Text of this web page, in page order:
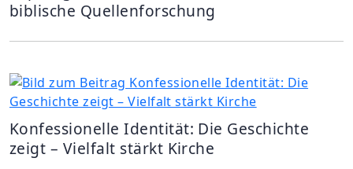
biblische Quellenforschung
Konfessionelle Identität: Die Geschichte
zeigt – Vielfalt stärkt Kirche